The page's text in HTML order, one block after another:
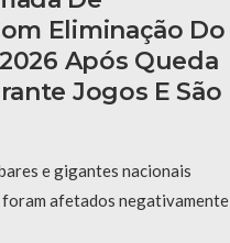
Eliminação Do
Após Queda
Jogos E São
e gigantes nacionais
afetados negativamente